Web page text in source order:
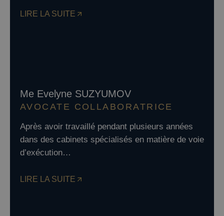
LIRE LA SUITE
Me Evelyne SUZYUMOV
AVOCATE COLLABORATRICE
Après avoir travaillé pendant plusieurs années
dans des cabinets spécialisés en matière de voie
d’exécution…
LIRE LA SUITE